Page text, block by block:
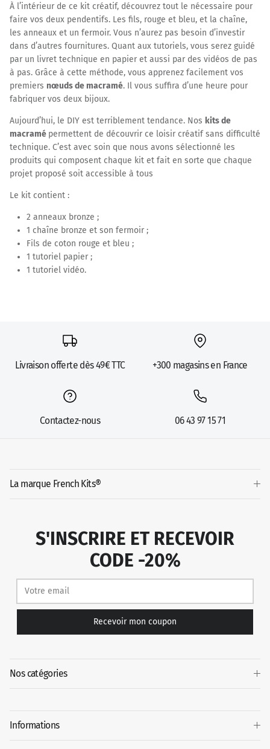
À l’intérieur de ce kit créatif, découvrez tout le nécessaire pour
faire vos deux pendentifs. Les fils, rouge et bleu, et la chaîne,
les anneaux et un fermoir. Vous n’aurez pas besoin d’investir
dans d’autres fournitures. Quant aux tutoriels, vous serez guidé
par un livret technique en papier et aussi par des vidéos de pas
à pas. Grâce à cette méthode, vous apprenez facilement vos
premiers nœuds de macramé. Il vous suffira d’une heure pour
fabriquer vos deux bijoux.
Aujourd’hui, le DIY est terriblement tendance. Nos kits de
macramé permettent de découvrir ce loisir créatif sans difficulté
technique. C’est avec soin que nous avons sélectionné les
produits qui composent chaque kit et fait en sorte que chaque
projet proposé soit accessible à tous
Le kit contient :
2 anneaux bronze ;
1 chaîne bronze et son fermoir ;
Fils de coton rouge et bleu ;
1 tutoriel papier ;
1 tutoriel vidéo.
Livraison offerte dès 49€ TTC +300 magasins en France
Contactez-nous 06 43 97 15 71
La marque French Kits®
S'INSCRIRE ET RECEVOIR
CODE -20%
Recevoir mon coupon
Nos catégories
Informations